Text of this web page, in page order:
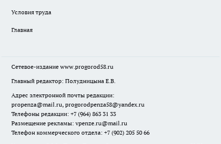
Условия труда
Главная
Сетевое-издание www.progorod58.ru
Главный редактор: Полудницына Е.В.
Адрес электронной почты редакции:
propenza@mail.ru, progorodpenza58@yandex.ru
Телефоны редакции: +7 (964) 863 31 33
Размещение рекламы: vpenze.ru@mail.ru
Телефон коммерческого отдела: +7 (902) 205 50 66